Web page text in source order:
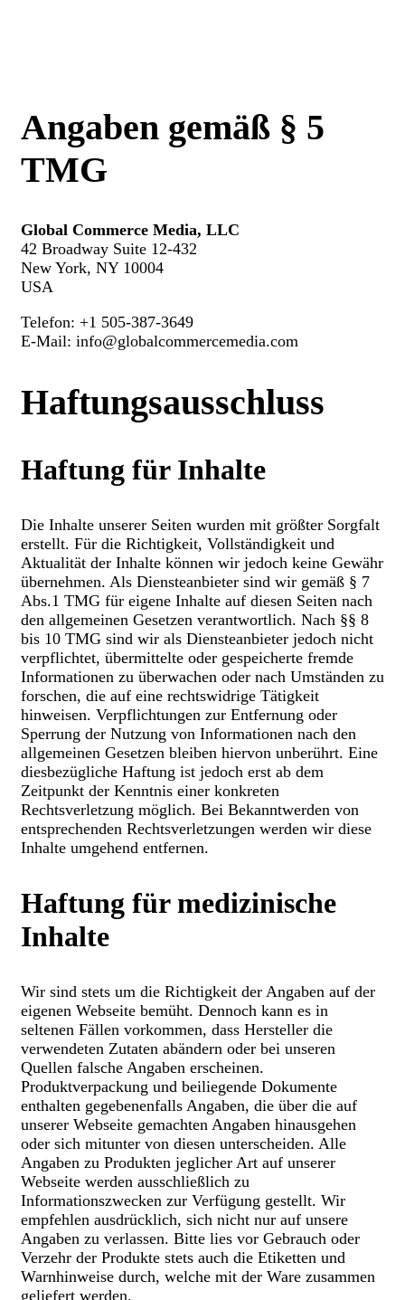
Angaben gemäß § 5
TMG
Global Commerce Media, LLC
42 Broadway Suite 12-432
New York, NY 10004
USA
Telefon: +1 505-387-3649
E-Mail: info@globalcommercemedia.com
Haftungsausschluss
Haftung für Inhalte
Die Inhalte unserer Seiten wurden mit größter Sorgfalt
erstellt. Für die Richtigkeit, Vollständigkeit und
Aktualität der Inhalte können wir jedoch keine Gewähr
übernehmen. Als Diensteanbieter sind wir gemäß § 7
Abs.1 TMG für eigene Inhalte auf diesen Seiten nach
den allgemeinen Gesetzen verantwortlich. Nach §§ 8
bis 10 TMG sind wir als Diensteanbieter jedoch nicht
verpflichtet, übermittelte oder gespeicherte fremde
Informationen zu überwachen oder nach Umständen zu
forschen, die auf eine rechtswidrige Tätigkeit
hinweisen. Verpflichtungen zur Entfernung oder
Sperrung der Nutzung von Informationen nach den
allgemeinen Gesetzen bleiben hiervon unberührt. Eine
diesbezügliche Haftung ist jedoch erst ab dem
Zeitpunkt der Kenntnis einer konkreten
Rechtsverletzung möglich. Bei Bekanntwerden von
entsprechenden Rechtsverletzungen werden wir diese
Inhalte umgehend entfernen.
Haftung für medizinische
Inhalte
Wir sind stets um die Richtigkeit der Angaben auf der
eigenen Webseite bemüht. Dennoch kann es in
seltenen Fällen vorkommen, dass Hersteller die
verwendeten Zutaten abändern oder bei unseren
Quellen falsche Angaben erscheinen.
Produktverpackung und beiliegende Dokumente
enthalten gegebenenfalls Angaben, die über die auf
unserer Webseite gemachten Angaben hinausgehen
oder sich mitunter von diesen unterscheiden. Alle
Angaben zu Produkten jeglicher Art auf unserer
Webseite werden ausschließlich zu
Informationszwecken zur Verfügung gestellt. Wir
empfehlen ausdrücklich, sich nicht nur auf unsere
Angaben zu verlassen. Bitte lies vor Gebrauch oder
Verzehr der Produkte stets auch die Etiketten und
Warnhinweise durch, welche mit der Ware zusammen
geliefert werden.